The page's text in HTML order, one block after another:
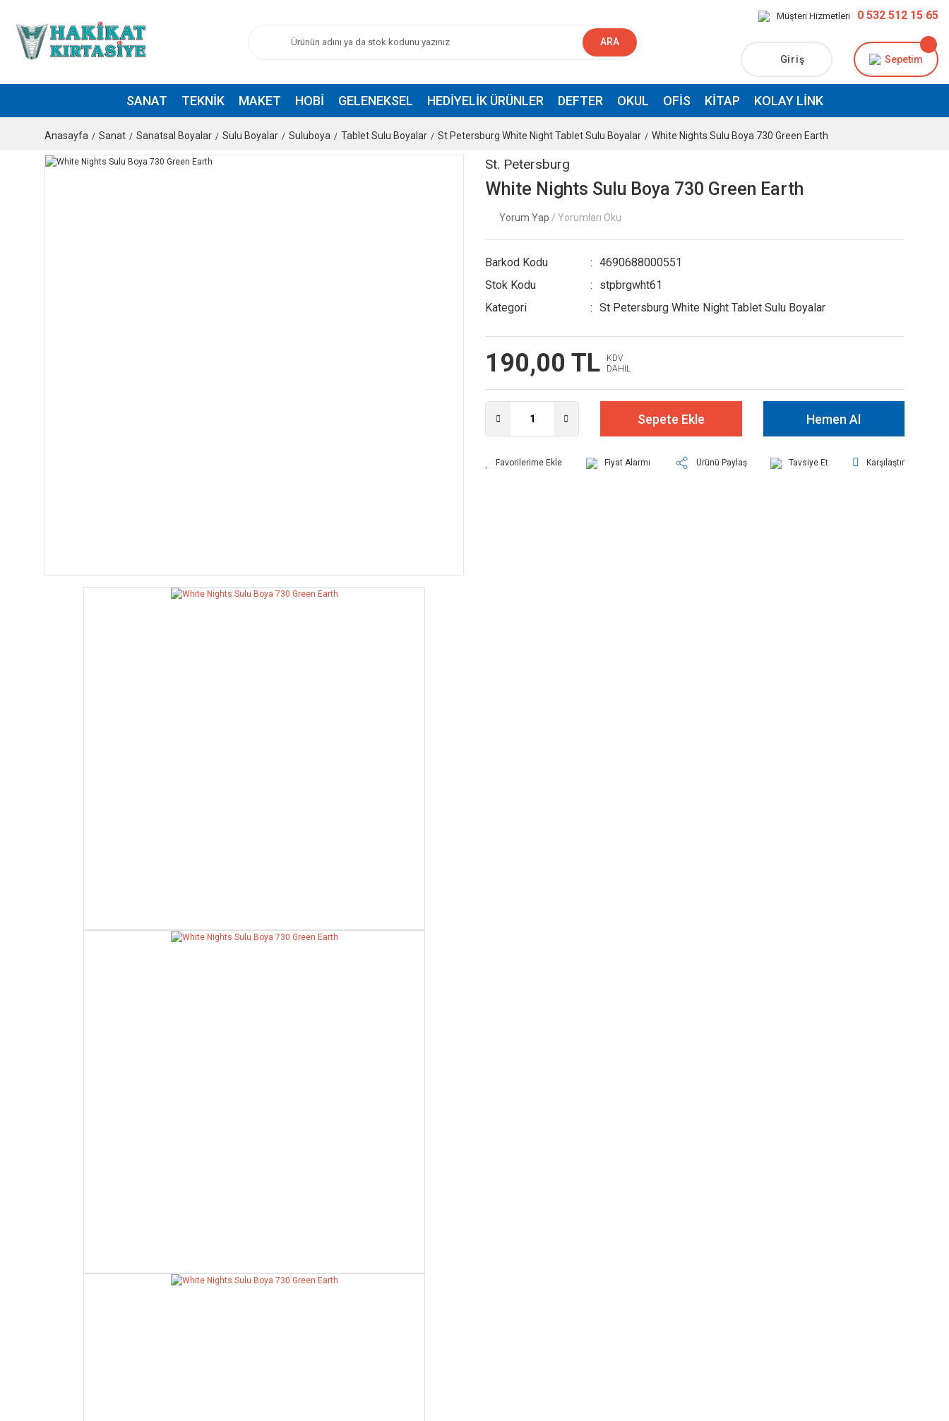
ARA
Müşteri Hizmetleri 0 532 512 15 65
Giriş Sepetim
SANAT TEKNIK MAKET HOBI GELENEKSEL HEDIYELIK ÜRÜNLER DEFTER OKUL OFIS KITAP KOLAY LINK
Anasayfa Sanat Sanatsal Boyalar Sulu Boyalar Suluboya Tablet Sulu Boyalar St Petersburg White Night Tablet Sulu Boyalar White Nights Sulu Boya 730 Green Earth
St. Petersburg
White Nights Sulu Boya 730 Green Earth
Yorum Yap / Yorumları Oku
Barkod Kodu
4690688000551
Stok Kodu
stpbrgwht61
Kategori
St Petersburg White Night Tablet Sulu Boyalar
190,00 TL
KDV
DAHİL
Sepete Ekle Hemen Al
Fiyat Alarmı Ürünü Paylaş Tavsiye Et Karşılaştır